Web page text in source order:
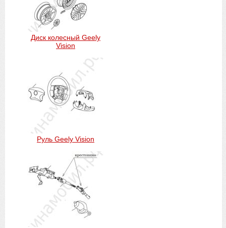
Диск колесный Geely
Vision
Руль Geely Vision